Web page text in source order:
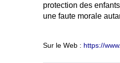
protection des
une faute morale
Sur le Web : https://